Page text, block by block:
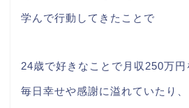
学んで行動してきたことで
24歳で好きなことで月収250万円
毎日幸せや感謝に溢れていたり、